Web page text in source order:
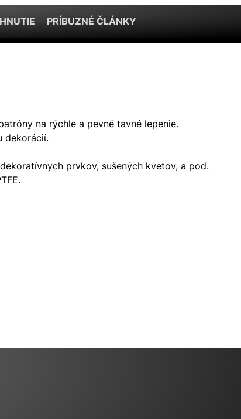
PRÍBUZNÉ ČLÁNKY
na rýchle a pevné tavné lepenie.
dekorácií.
prvkov, sušených kvetov, a pod.